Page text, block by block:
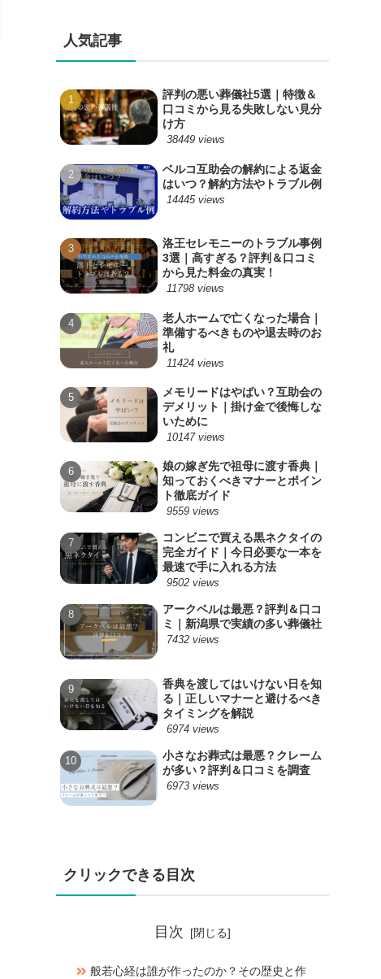
人気記事
評判の悪い葬儀社5選｜特徴＆
口コミから見る失敗しない見分
け方
38449 views
ベルコ互助会の解約による返金
はいつ？解約方法やトラブル例
14445 views
洛王セレモニーのトラブル事例
3選｜高すぎる？評判＆口コミ
から見た料金の真実！
11798 views
老人ホームで亡くなった場合｜
準備するべきものや退去時のお
礼
11424 views
メモリードはやばい？互助会の
デメリット｜掛け金で後悔しな
いために
10147 views
娘の嫁ぎ先で祖母に渡す香典｜
知っておくべきマナーとポイン
ト徹底ガイド
9559 views
コンビニで買える黒ネクタイの
完全ガイド｜今日必要な一本を
最速で手に入れる方法
9502 views
アークベルは最悪？評判＆口コ
ミ｜新潟県で実績の多い葬儀社
7432 views
香典を渡してはいけない日を知
る｜正しいマナーと避けるべき
タイミングを解説
6974 views
小さなお葬式は最悪？クレーム
が多い？評判＆口コミを調査
6973 views
クリックできる目次
目次
般若心経は誰が作ったのか？その歴史と作